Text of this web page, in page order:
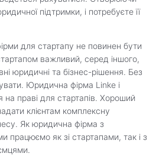
підтримки, і потребуєте її
для стартапу не повинен бути
важливий, серед іншого,
юридичні та бізнес-рішення. Без
Юридична фірма Linke i
на праві для стартапів. Хороший
клієнтам комплексну
Як юридична фірма з
працюємо як зі стартапами, так і з